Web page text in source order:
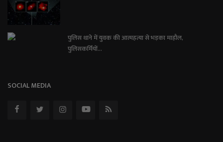
पुलिस थाने में युवक की आत्महत्या से भड़का माहौल,
पुलिसकर्मियों...
SOCIAL MEDIA